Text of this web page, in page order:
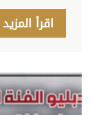
اقرأ المزيد